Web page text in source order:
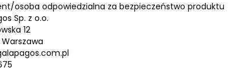
osoba odpowiedzialna za bezpieczeństwo produktu
Sp. z o.o.
12